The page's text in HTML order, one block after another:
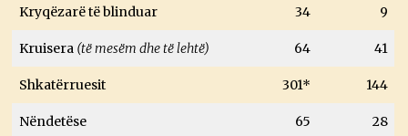
Kryqëzarë të blinduar 34 9
Kruisera (të mesëm dhe të lehtë) 64 41
Shkatërruesit 301* 144
Nëndetëse 65 28